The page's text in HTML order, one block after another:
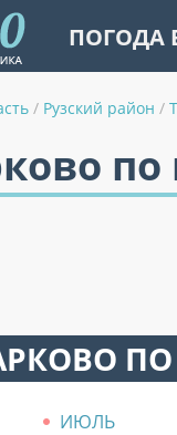
ПОГОДА
/ Рузский район /
ИЮЛЬ